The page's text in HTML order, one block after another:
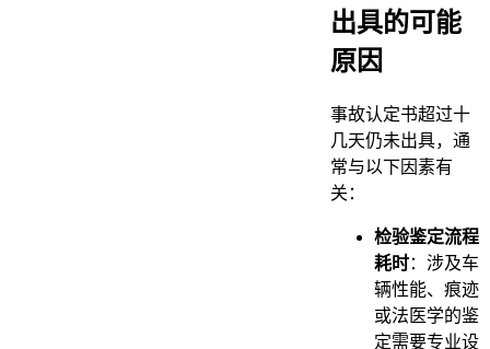
出具的可能
原因
事故认定书超过十
几天仍未出具，通
常与以下因素有
关：
检验鉴定流程
耗时：涉及车
辆性能、痕迹
或法医学的鉴
定需要专业设